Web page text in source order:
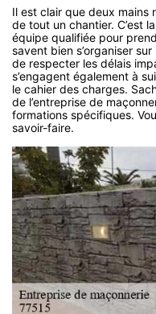
Il est clair que deux mains
de tout un chantier. C’est
équipe qualifiée pour
savent bien s’organiser
de respecter les délais
s’engagent également à
le cahier des charges.
de l’entreprise de
formations spécifiques.
savoir-faire.